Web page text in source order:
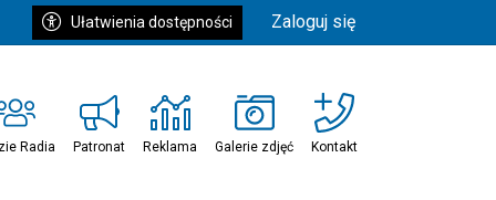
Ułatwienia dostępności Zaloguj się
Radia Patronat Reklama Galerie zdjęć Kontakt